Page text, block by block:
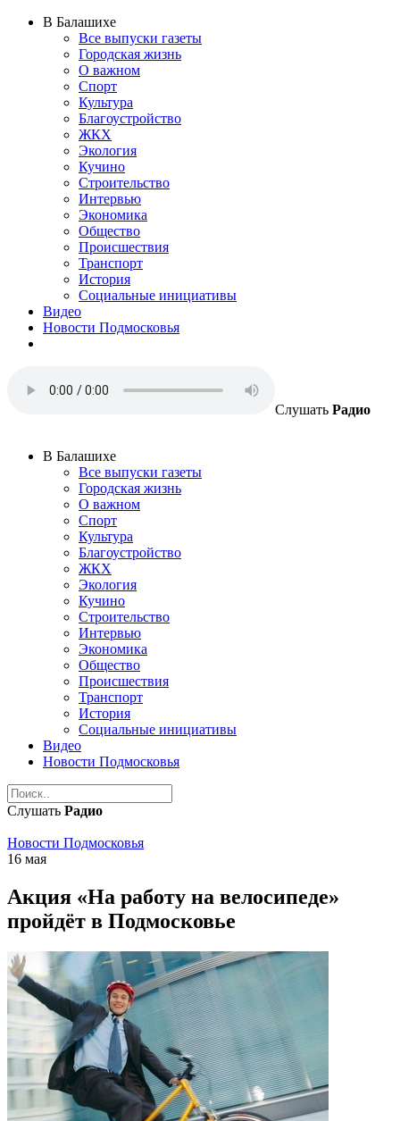
В Балашихе
Все выпуски газеты
Городская жизнь
О важном
Спорт
Культура
Благоустройство
ЖКХ
Экология
Кучино
Строительство
Интервью
Экономика
Общество
Происшествия
Транспорт
История
Социальные инициативы
Видео
Новости Подмосковья
Слушать Радио
В Балашихе
Все выпуски газеты
Городская жизнь
О важном
Спорт
Культура
Благоустройство
ЖКХ
Экология
Кучино
Строительство
Интервью
Экономика
Общество
Происшествия
Транспорт
История
Социальные инициативы
Видео
Новости Подмосковья
Слушать Радио
Новости Подмосковья
16 мая
Акция «На работу на велосипеде»
пройдёт в Подмосковье